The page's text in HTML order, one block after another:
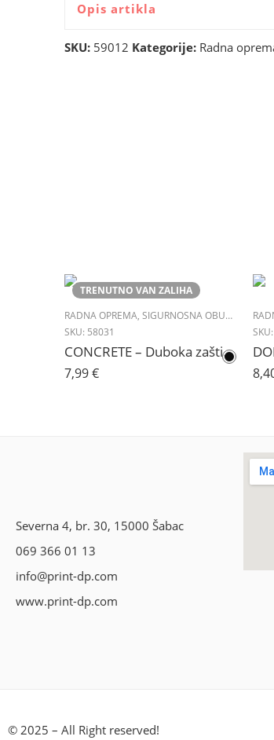
Opis artikla
SKU: 59012 Kategorije: Radna
TRENUTNO VAN ZALIHA
RADNA OPREMA SIGURNOSNA OBUĆA
SKU: 58031
CONCRETE – Duboka zaštitna cipela S3 SRC
7,99€
SKU:
Severna 4, br. 30, 15000 Šabac
069 366 01 13
info@print-dp.com
www.print-dp.com
© 2025 – All Right reserved!